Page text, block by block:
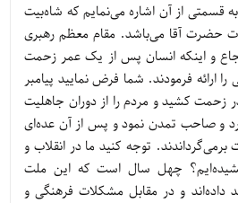
قسمتی از آن اشاره می‌نمایم که شاه‌بیت
حضرت آقا می‌باشد. مقام معظم رهبری
و اینکه انسان پس از یک عمر زحمت
ارائه فرمودند. شما فرض نمایید پیامبر
کشید و مردم را از دوران جاهلیت
و صاحب تمدن نمود و پس از آن عده‌ای
برمی‌گرداندند. توجه کنید ما در انقلاب و
چهل سال است که این ملت
و در مقابل مشکلات فرهنگی و